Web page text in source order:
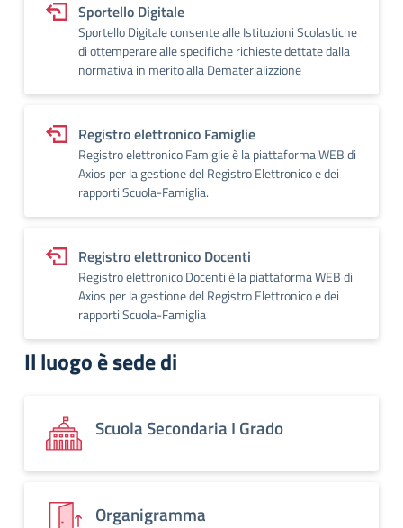
Sportello Digitale
Sportello Digitale consente alle Istituzioni Scolastiche
di ottemperare alle specifiche richieste dettate dalla
normativa in merito alla Dematerializzione
Registro elettronico Famiglie
Registro elettronico Famiglie è la piattaforma WEB di
Axios per la gestione del Registro Elettronico e dei
rapporti Scuola-Famiglia.
Registro elettronico Docenti
Registro elettronico Docenti è la piattaforma WEB di
Axios per la gestione del Registro Elettronico e dei
rapporti Scuola-Famiglia
Il luogo è sede di
Scuola Secondaria I Grado
Organigramma